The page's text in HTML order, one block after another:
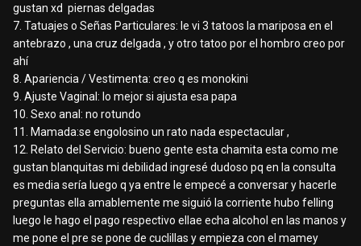
gustan xd piernas delgadas
7. Tatuajes o Señas Particulares: le vi 3 tatoos la mariposa en el
antebrazo , una cruz delgada , y otro tatoo por el hombro creo por
ahí
8. Apariencia / Vestimenta: creo q es monokini
9. Ajuste Vaginal: lo mejor si ajusta esa papa
10. Sexo anal: no rotundo
11. Mamada:se engolosino un rato nada espectacular ,
12. Relato del Servicio: bueno gente esta chamita esta como me
gustan blanquitas mi debilidad ingresé dudoso pq en la consulta
es media sería luego q ya entre le empecé a conversar y hacerle
preguntas ella amablemente me siguió la corriente hubo felling
luego le hago el pago respectivo ellae echa alcohol en las manos y
me pone el pre se pone de cuclillas y empieza con el mamey